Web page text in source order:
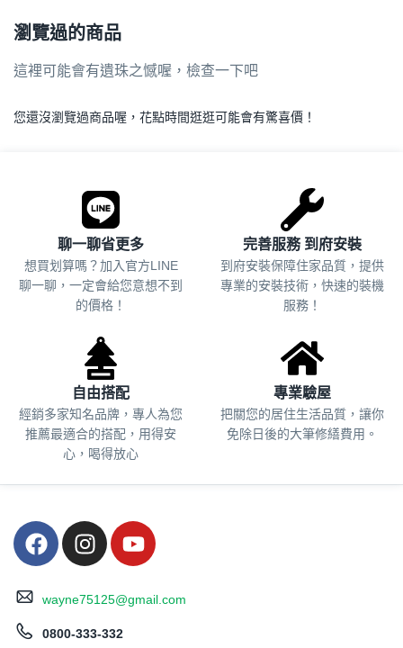
瀏覽過的商品
這裡可能會有遺珠之憾喔，檢查一下吧
您還沒瀏覽過商品喔，花點時間逛逛可能會有驚喜價！
聊一聊省更多
想買划算嗎？加入官方LINE
聊一聊，一定會給您意想不到
的價格！
完善服務 到府安裝
到府安裝保障住家品質，提供
專業的安裝技術，快速的裝機
服務！
自由搭配
經銷多家知名品牌，專人為您
推薦最適合的搭配，用得安
心，喝得放心
專業驗屋
把關您的居住生活品質， 讓你
免除日後的大筆修繕費用。
wayne75125@gmail.com
0800-333-332